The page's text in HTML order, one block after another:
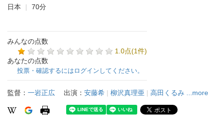
日本 70分
みんなの点数
1.0点(1件)
あなたの点数
投票・確認するにはログインしてください。
監督： 一岩正広 出演： 安藤希 | 柳沢真理亜 | 高田くるみ ...more